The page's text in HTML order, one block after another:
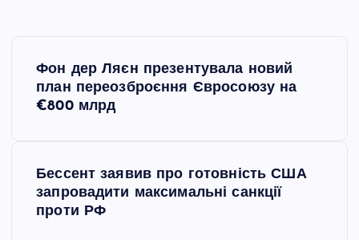
Фон дер Ляєн презентувала новий
план переозброєння Євросоюзу на
€800 млрд
Бессент заявив про готовність США
запровадити максимальні санкції
проти РФ